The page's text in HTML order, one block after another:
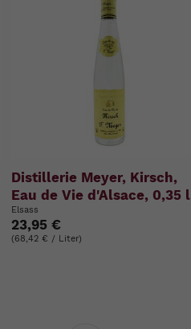
Distillerie Meyer, Kirsch,
Eau de Vie d'Alsace, 0,35 l
Elsass
23,95 €
(68,42 € / Liter)